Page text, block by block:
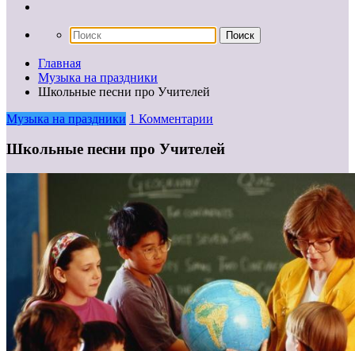
Главная
Музыка на праздники
Школьные песни про Учителей
Музыка на праздники 1 Комментарии
Школьные песни про Учителей